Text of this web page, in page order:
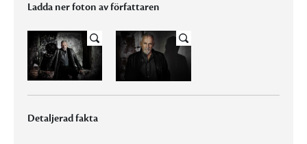
Ladda ner foton av författaren
Detaljerad fakta